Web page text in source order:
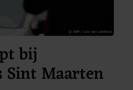
bij
Sint Maarten